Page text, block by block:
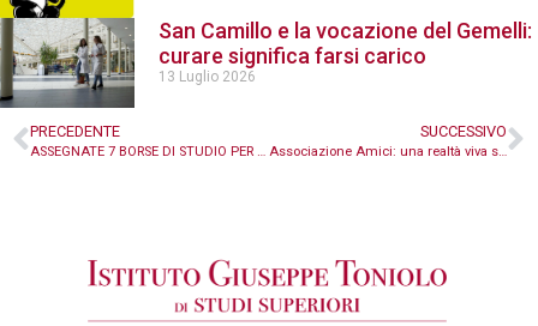
San Camillo e la vocazione del Gemelli:
curare significa farsi carico
13 Luglio 2026
PRECEDENTE
ASSEGNATE 7 BORSE DI STUDIO PER UN INTERNSHIP PRESSO LE ORGANIZZAZIONI INTERNAZIONALI
SUCCESSIVO
Associazione Amici: una realtà viva sul territorio